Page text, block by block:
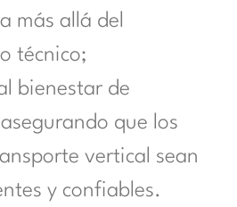
más allá del
técnico;
bienestar de
que los
vertical sean
y confiables.